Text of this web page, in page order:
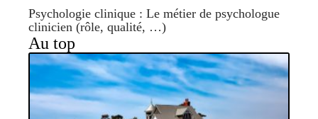
Psychologie clinique : Le métier de psychologue
clinicien (rôle, qualité, …)
Au top